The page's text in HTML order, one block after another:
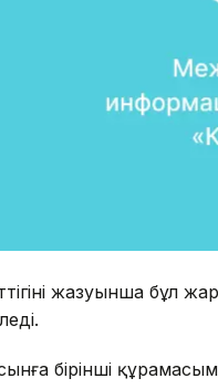
жазуынша бұл
бірінші